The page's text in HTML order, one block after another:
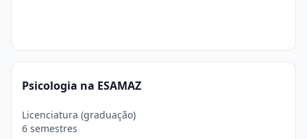
Psicologia na ESAMAZ
Licenciatura (graduação)
6 semestres